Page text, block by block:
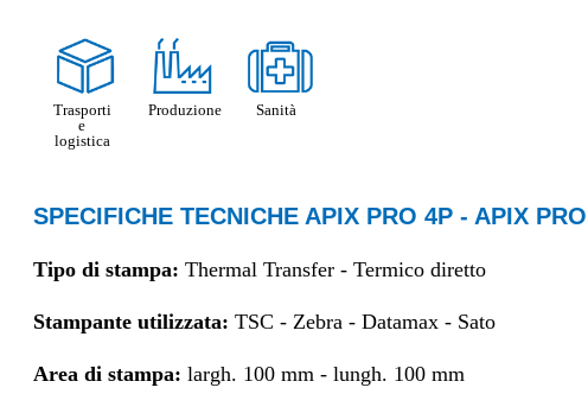
Trasporti
e
logistica
Produzione Sanità
SPECIFICHE TECNICHE APIX PRO 4P - APIX
Tipo di stampa:Thermal Transfer - Termico diretto
Stampante utilizzata:TSC - Zebra - Datamax - Sato
Area di stampa:largh. 100 mm - lungh. 100 mm